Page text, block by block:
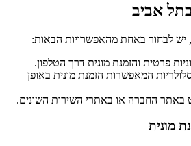
אביב
יש לבחור באחת מהאפשרויות הבאות:
פרטית והזמנת מונית דרך הטלפון.
המאפשרות הזמנת מונית באופן
באתר החברה או באתרי השירות השונים.
מונית